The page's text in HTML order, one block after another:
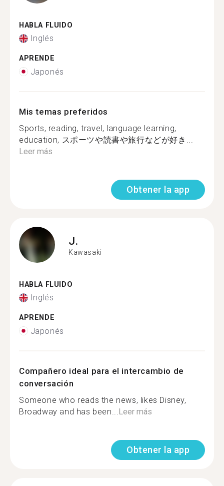
HABLA FLUIDO
Inglés
APRENDE
Japonés
Mis temas preferidos
Sports, reading, travel, language learning,
education, スポーツや読書や旅行などが好き...
Leer más
Obtener la app
J.
Kawasaki
HABLA FLUIDO
Inglés
APRENDE
Japonés
Compañero ideal para el intercambio de
conversación
Someone who reads the news, likes Disney,
Broadway and has been... Leer más
Obtener la app